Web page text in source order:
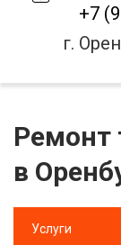
+7
г.
Ремонт
в
Услуги